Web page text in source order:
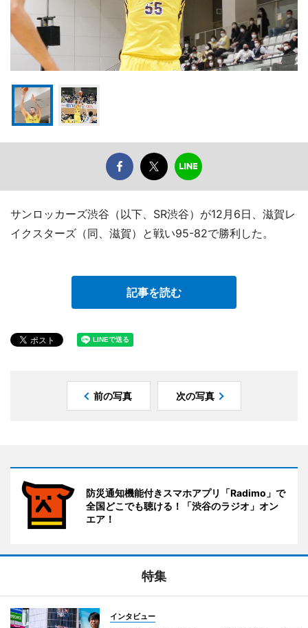
サンロッカーズ渋谷（以下、SR渋谷）が12月6日、滋賀レ
イクスターズ（同、滋賀）と戦い95-82で勝利した。
記事を読む
前の写真 次の写真
防災通知機能付きスマホアプリ「Radimo」で
全国どこでも聴ける！「渋谷のラジオ」オン
エア！
特集
インタビュー